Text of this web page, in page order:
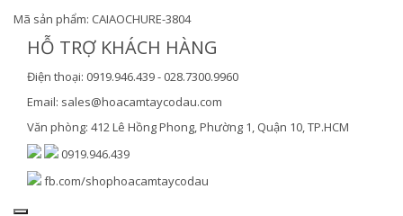
Mã sản phẩm: CAIAOCHURE-3804
HỖ TRỢ KHÁCH HÀNG
Điện thoại: 0919.946.439 - 028.7300.9960
Email: sales@hoacamtaycodau.com
Văn phòng: 412 Lê Hồng Phong, Phường 1, Quận 10, TP.HCM
0919.946.439
fb.com/shophoacamtaycodau